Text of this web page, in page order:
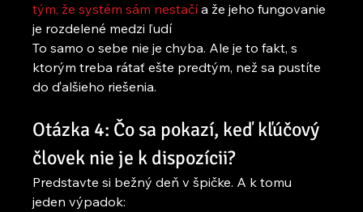
tým, že systém sám nestačí a že jeho fungovanie
je rozdelené medzi ľudí
To samo o sebe nie je chyba. Ale je to fakt, s
ktorým treba rátať ešte predtým, než sa pustíte
do ďalšieho riešenia.
Otázka 4: Čo sa pokazí, keď kľúčový
človek nie je k dispozícii?
Predstavte si bežný deň v špičke. A k tomu
jeden výpadok: